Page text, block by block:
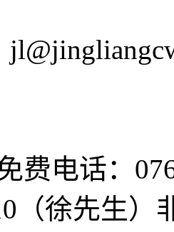
费电话：
（徐先生